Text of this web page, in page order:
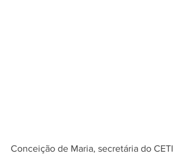
Conceição de Maria, secretária do CETI